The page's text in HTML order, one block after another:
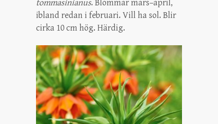
tommasinianus. Blommar mars–april,
ibland redan i februari. Vill ha sol. Blir
cirka 10 cm hög. Härdig.